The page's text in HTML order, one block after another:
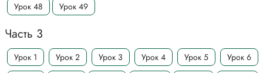
Урок 48
Урок 49
Часть 3
Урок 1 Урок 2 Урок 3 Урок 4 Урок 5
Урок 6